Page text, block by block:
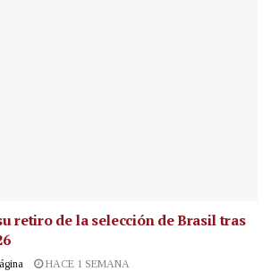
retiro de la selección de Brasil tras
HACE 1 SEMANA